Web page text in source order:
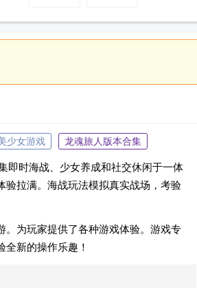
少女游戏 龙魂旅人版本合集
即时海战、少女养成和社交休闲于一体
验拉满。海战玩法模拟真实战场，考验
。为玩家提供了各种游戏体验。游戏专
新的操作乐趣！